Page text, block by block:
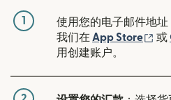
1 使用您的电子邮件地址
我们在 App Store （
或
用创建账户。